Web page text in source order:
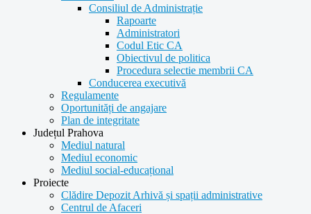
Consiliul de Administrație
Rapoarte
Administratori
Codul Etic CA
Obiectivul de politica
Procedura selectie membrii CA
Conducerea executivă
Regulamente
Oportunități de angajare
Plan de integritate
Județul Prahova
Mediul natural
Mediul economic
Mediul social-educațional
Proiecte
Clădire Depozit Arhivă și spații administrative
Centrul de Afaceri